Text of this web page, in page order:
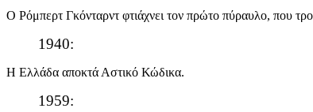
Ο Ρόμπερτ Γκόνταρντ φτιάχνει τον πρώτο πύραυλο, που
1940:
Η Ελλάδα αποκτά Αστικό Κώδικα.
1959: